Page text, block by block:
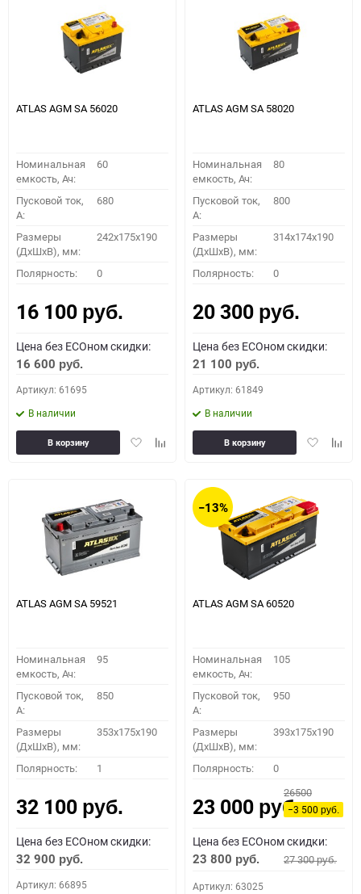
ATLAS AGM SA 56020
Номинальная
емкость, Ач:
60
Пусковой ток,
A:
680
Размеры
(ДхШхВ), мм:
242x175x190
Полярность: 0
16 100 руб.
Цена без ECOном скидки:
16 600 руб.
Артикул: 61695
В наличии
ДобавитьДобавить
В корзину
ATLAS AGM SA 58020
Номинальная
емкость, Ач:
80
Пусковой ток,
A:
800
Размеры
(ДхШхВ), мм:
314x174x190
Полярность: 0
20 300 руб.
Цена без ECOном скидки:
21 100 руб.
Артикул: 61849
В наличии
Добавить
В корзину
ATLAS AGM SA 59521
Номинальная
емкость, Ач:
95
Пусковой ток,
A:
850
Размеры
(ДхШхВ), мм:
353x175x190
Полярность: 1
32 100 руб.
Цена без ECOном скидки:
32 900 руб.
Артикул: 66895
−13%
ATLAS AGM SA 60520
Номинальная
емкость, Ач:
105
Пусковой ток,
A:
950
Размеры
(ДхШхВ), мм:
393x175x190
Полярность: 0
23 000 руб.
26500
−3 500руб.
Цена без ECOном скидки:
23 800 руб. 27 300руб.
Артикул: 63025